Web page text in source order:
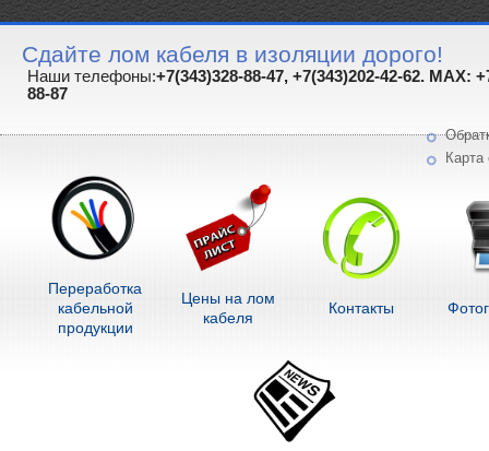
Сдайте лом кабеля в изоляции дорого!
Наши телефоны:+7(343)328-88-47, +7(343)202-42-62. MAX:
88-87
Карта
Переработка
кабельной
продукции
Цены на лом
кабеля
Контакты